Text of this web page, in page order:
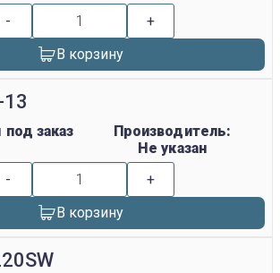
-
+
В корзину
13
заказ
Производитель:
Не указан
-
+
В корзину